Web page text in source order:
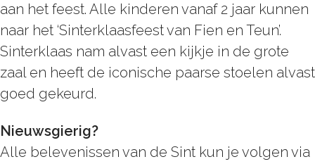
aan het feest. Alle kinderen vanaf 2 jaar kunnen
naar het ‘Sinterklaasfeest van Fien en Teun’.
Sinterklaas nam alvast een kijkje in de grote
zaal en heeft de iconische paarse stoelen alvast
goed gekeurd.
Nieuwsgierig?
Alle belevenissen van de Sint kun je volgen via